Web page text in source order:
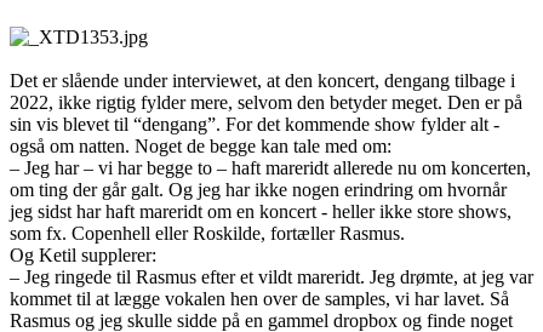
Det er slående under interviewet, at den koncert, dengang tilbage i
2022, ikke rigtig fylder mere, selvom den betyder meget. Den er på
sin vis blevet til “dengang”. For det kommende show fylder alt -
også om natten. Noget de begge kan tale med om:
– Jeg har – vi har begge to – haft mareridt allerede nu om koncerten,
om ting der går galt. Og jeg har ikke nogen erindring om hvornår
jeg sidst har haft mareridt om en koncert - heller ikke store shows,
som fx. Copenhell eller Roskilde, fortæller Rasmus.
Og Ketil supplerer:
– Jeg ringede til Rasmus efter et vildt mareridt. Jeg drømte, at jeg var
kommet til at lægge vokalen hen over de samples, vi har lavet. Så
Rasmus og jeg skulle sidde på en gammel dropbox og finde noget